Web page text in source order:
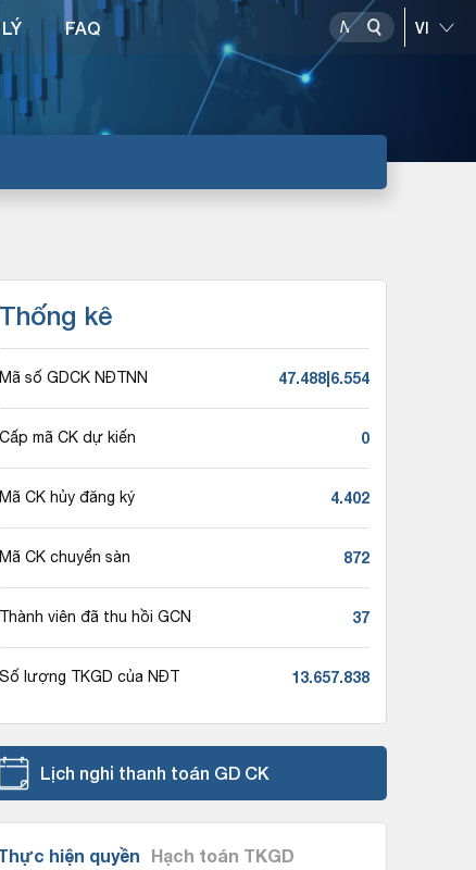
FAQ
Thống kê
Mã số GDCK NĐTNN 47.488|6.554
Cấp mã CK dự kiến 0
Mã CK hủy đăng ký 4.402
Mã CK chuyển sàn 872
Thành viên đã thu hồi GCN 37
Số lượng TKGD của NĐT 13.657.838
Lịch nghỉ thanh toán GD CK
hiện quyền Hạch toán TKGD